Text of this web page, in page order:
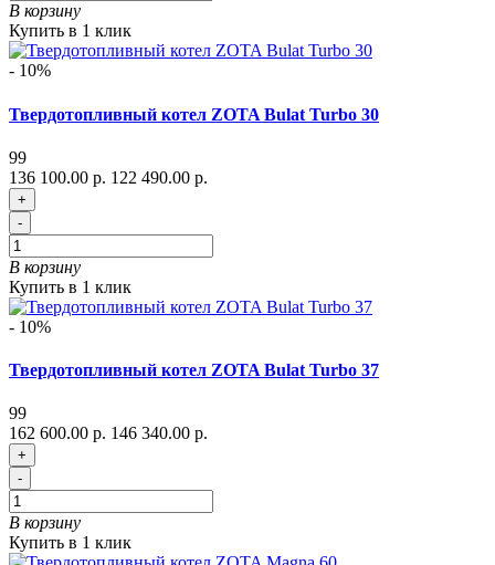
В корзину
Купить в 1 клик
- 10%
Твердотопливный котел ZOTA Bulat Turbo 30
99
136 100.00 р. 122 490.00 р.
+
-
В корзину
Купить в 1 клик
- 10%
Твердотопливный котел ZOTA Bulat Turbo 37
99
162 600.00 р. 146 340.00 р.
+
-
В корзину
Купить в 1 клик